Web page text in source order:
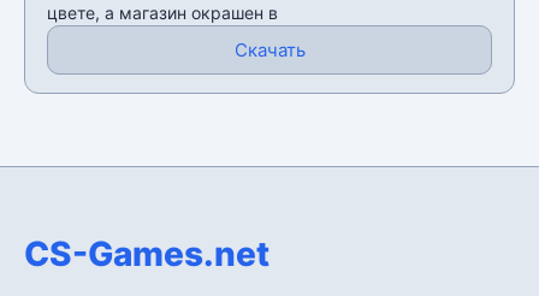
цвете, а магазин окрашен в
Скачать
CS-Games.net